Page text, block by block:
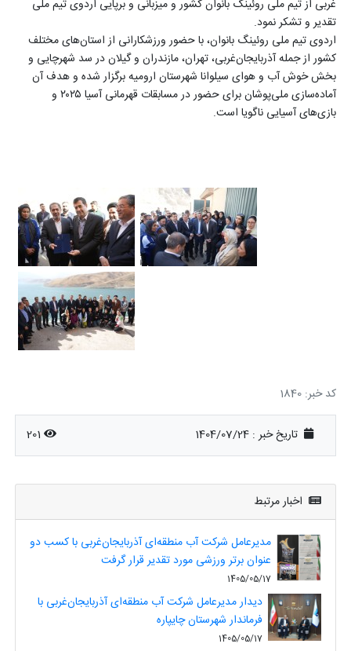
غربی از تیم ملی روئینگ بانوان کشور و میزبانی و برپایی اردوی تیم ملی
تقدیر و تشکر نمود.
اردوی تیم ملی روئینگ بانوان، با حضور ورزشکارانی از استان‌های مختلف
کشور از جمله آذربایجان‌غربی، تهران، مازندران و گیلان در سد شهرچایی و
بخش خوش آب و هوای سیلوانا شهرستان ارومیه برگزار شده و هدف آن
آماده‌سازی ملی‌پوشان برای حضور در مسابقات قهرمانی آسیا ۲۰۲۵ و
بازی‌های آسیایی ناگویا است.
کد خبر: 1840
تاریخ خبر : 1404/07/24 201
اخبار مرتبط
مدیرعامل شرکت آب منطقه‌ای آذربایجان‌غربی با کسب دو
عنوان برتر ورزشی مورد تقدیر قرار گرفت
1405/05/17
دیدار مدیرعامل شرکت آب منطقه‌ای آذربایجان‌غربی با
فرماندار شهرستان چایپاره
1405/05/17